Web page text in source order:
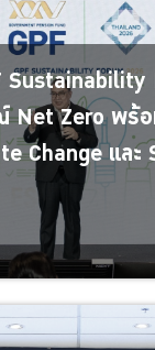
Sustainability
Net Zero พร้
Change และ